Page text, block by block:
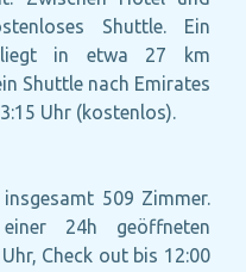
Shuttle. Ein
liegt in etwa 27 km
Shuttle nach Emirates
Uhr (kostenlos).
509 Zimmer.
24h geöffneten
Check out bis 12:00